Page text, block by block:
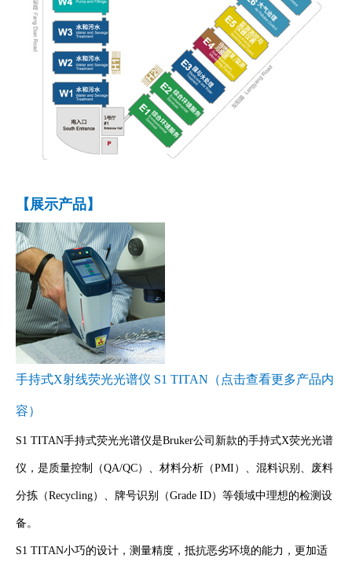
【 展示产品】
手持式X射线荧光光谱仪 S1 TITAN （点击查看更多产品内
容）
S1 TITAN手持式荧光光谱仪是Bruker公司新款的手持式X荧光光谱
仪，是质量控制（QA/QC）、材料分析（PMI）、混料识别、废料
分拣（Recycling）、牌号识别（Grade ID）等领域中理想的检测设
备。
S1 TITAN小巧的设计，测量精度，抵抗恶劣环境的能力，更加适